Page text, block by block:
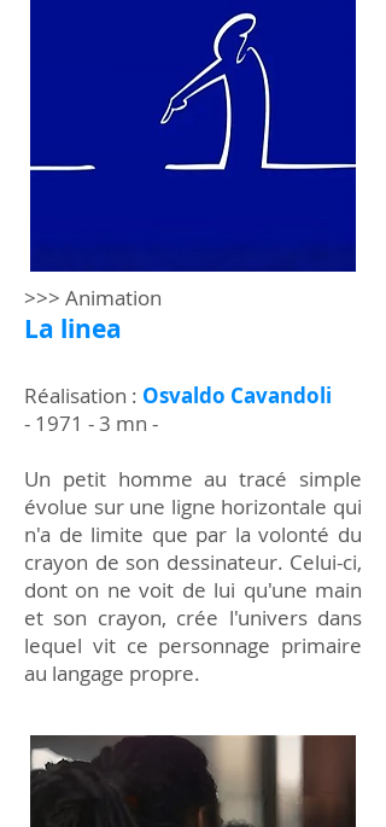
>>> Animation
La linea
Réalisation : Osvaldo Cavandoli
- 1971 - 3 mn -
Un petit homme au tracé simple
évolue sur une ligne horizontale qui
n'a de limite que par la volonté du
crayon de son dessinateur. Celui-ci,
dont on ne voit de lui qu'une main
et son crayon, crée l'univers dans
lequel vit ce personnage primaire
au langage propre.